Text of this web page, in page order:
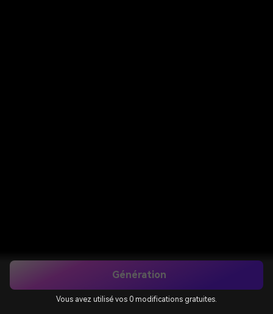
Génération
Vous avez utilisé vos 0 modifications gratuites.